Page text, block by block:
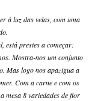
à luz das velas, com uma
está prestes a começar:
Mostra-nos um conjunto
Mas logo nos apazigua a
Com a carne e com os
mesa 8 variedades de flor